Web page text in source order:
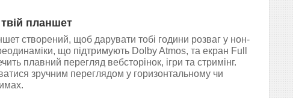
планшет
створений, щоб дарувати тобі години розваг у нон-
що підтримують Dolby Atmos, та екран Full
плавний перегляд вебсторінок, ігри та стримінг.
зручним переглядом у горизонтальному чи